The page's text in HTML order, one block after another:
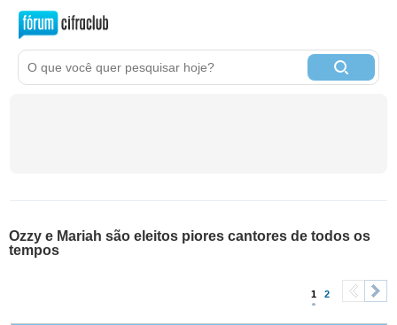
Ozzy e Mariah são eleitos piores cantores de todos os
tempos
1 2